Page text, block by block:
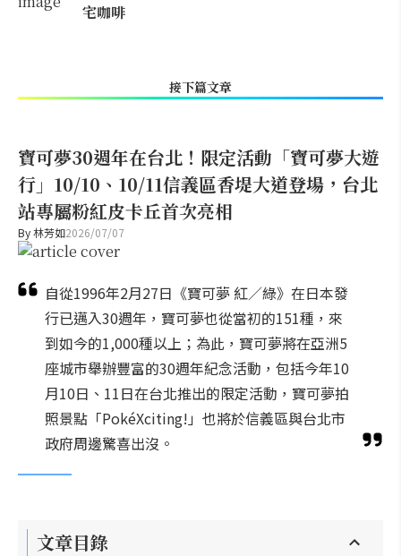
宅咖啡
接下篇文章
寶可夢30週年在台北！限定活動「寶可夢大遊
行」10/10、10/11信義區香堤大道登場，台北
站專屬粉紅皮卡丘首次亮相
By林芳如2026/07/07
自從1996年2月27日《寶可夢 紅／綠》在日本發
行已邁入30週年，寶可夢也從當初的151種，來
到如今的1,000種以上；為此，寶可夢將在亞洲5
座城市舉辦豐富的30週年紀念活動，包括今年10
月10日、11日在台北推出的限定活動，寶可夢拍
照景點「PokéXciting!」也將於信義區與台北市
政府周邊驚喜出沒。
文章目錄